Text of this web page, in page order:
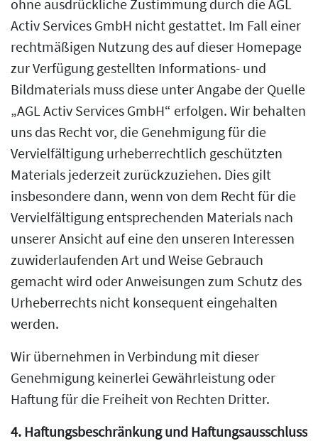
ohne ausdrückliche Zustimmung durch die AGL
Activ Services GmbH nicht gestattet. Im Fall einer
rechtmäßigen Nutzung des auf dieser Homepage
zur Verfügung gestellten Informations- und
Bildmaterials muss diese unter Angabe der Quelle
„AGL Activ Services GmbH“ erfolgen. Wir behalten
uns das Recht vor, die Genehmigung für die
Vervielfältigung urheberrechtlich geschützten
Materials jederzeit zurückzuziehen. Dies gilt
insbesondere dann, wenn von dem Recht für die
Vervielfältigung entsprechenden Materials nach
unserer Ansicht auf eine den unseren Interessen
zuwiderlaufenden Art und Weise Gebrauch
gemacht wird oder Anweisungen zum Schutz des
Urheberrechts nicht konsequent eingehalten
werden.
Wir übernehmen in Verbindung mit dieser
Genehmigung keinerlei Gewährleistung oder
Haftung für die Freiheit von Rechten Dritter.
4. Haftungsbeschränkung und Haftungsausschluss